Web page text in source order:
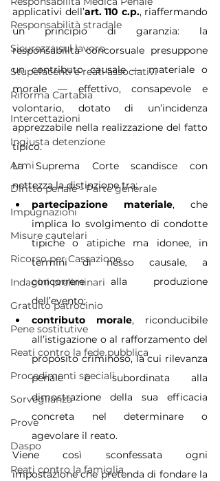
Responsabilità stradale
Sicurezza sul lavoro
Stupefacenti e reati associativi
Riforma Cartabia
Intercettazioni
Ingiusta detenzione
Armi
Diritto penale - Parte generale
Impugnazioni
Misure cautelari
Ricorso per Cassazione
Indagini preliminari
Gratuito patrocinio
Pene sostitutive
Reati contro la fede pubblica
Procedimenti speciali
Sorveglianza
Prove
Daspo
Reati contro la famiglia
applicativi dell’art. 110 c.p., riaffermando
un principio di garanzia: la
responsabilità concorsuale presuppone
un contributo causale — materiale o
morale — effettivo, consapevole e
volontario, dotato di un’incidenza
apprezzabile nella realizzazione del fatto
tipico.
La Suprema Corte scandisce con
nettezza la distinzione tra:
partecipazione materiale, che
implica lo svolgimento di condotte
tipiche o atipiche ma idonee, in
termini di nesso causale, a
concorrere alla produzione
dell’evento;
contributo morale, riconducibile
all’istigazione o al rafforzamento del
proposito criminoso, la cui rilevanza
penale è subordinata alla
dimostrazione della sua efficacia
concreta nel determinare o
agevolare il reato.
Viene così sconfessata ogni
impostazione che pretenda di fondare la